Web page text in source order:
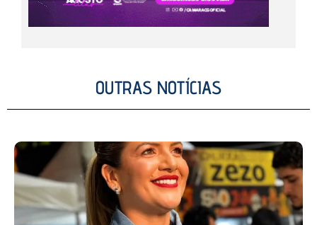
OUTRAS NOTÍCIAS